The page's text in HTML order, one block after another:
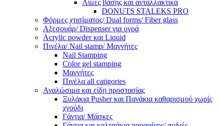
Λίμες βάσης και ανταλλακτικά
DONUTS STALEKS PRO
Φόρμες χτισίματος/ Dual forms/ Fiber glass
Αξεσουάρ/ Dispenser για υγρά
Acrylic powder και Liquid
Πινέλα/ Nail stamp/ Μαγνήτες
Nail Stamping
Color gel stamping
Μαγνήτες
Πινέλα all catigories
Αναλώσιμα και είδη προστασίας
Ξυλάκια Pusher και Πανάκια καθαρισμού χωρίς
χνούδι
Γάντια/ Μάσκες